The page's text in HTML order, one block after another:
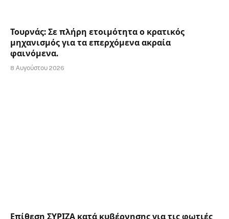
Τουρνάς: Σε πλήρη ετοιμότητα ο κρατικός
μηχανισμός για τα επερχόμενα ακραία
φαινόμενα.
8 Αυγούστου 2026
Επίθεση ΣΥΡΙΖΑ κατά κυβέρνησης για τις φωτιές